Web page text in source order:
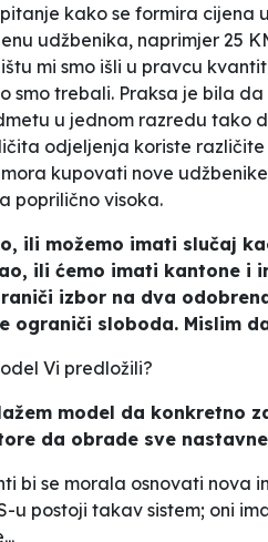
kako se formira cijena
udžbenika, naprimjer 25
mi smo išli u pravcu
smo trebali. Praksa je bila
u jednom razredu tako
odjeljenja koriste
kupovati nove
poprilično visoka.
ili možemo imati slučaj
ili ćemo imati kantone i
izbor na dva
ograniči sloboda. Mislim
Vi predložili?
model da konkretno
da obrade sve
bi se morala osnovati nova
u postoji takav sistem; oni